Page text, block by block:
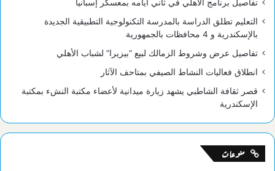
تفاصيل برنامج الأهلي في ثاني أيامه بمعسكر إسبانيا
التعليم تطلق الدراسة بالمدرسة التكنولوجية التطبيقية الجديدة
بالإسكندرية و 4 محافظات بالجمهورية
تفاصيل عرض وشروط الزمالك لبيع “بيزيرا” لشباب الأهلي
انطلاق فعاليات النشاط الصيفي بمتاحف الآثار
قصر ثقافة الشاطبي يشهد زيارة ميدانية لأعضاء مكتبة النشء بمكتبة
الإسكندرية
منوعات